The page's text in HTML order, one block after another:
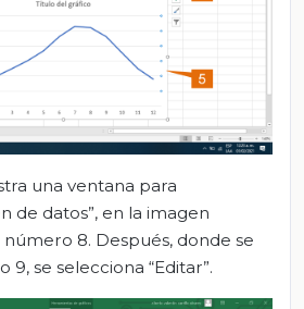
una ventana para
de datos”, en la imagen
8. Después, donde se
se selecciona “Editar”.